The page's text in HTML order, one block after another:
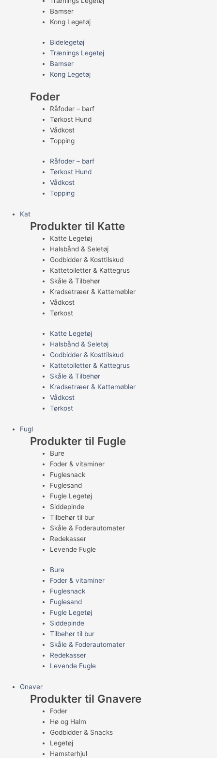
Bamser
Kong Legetøj
Bidelegetøj
Trænings Legetøj
Bamser
Kong Legetøj
Foder
Råfoder – barf
Tørkost Hund
Vådkost
Topping
Råfoder – barf
Tørkost Hund
Vådkost
Topping
Kat
Produkter til Katte
Katte Legetøj
Halsbånd & Seletøj
Godbidder & Kosttilskud
Kattetoiletter & Kattegrus
Skåle & Tilbehør
Kradsetræer & Kattemøbler
Vådkost
Tørkost
Katte Legetøj
Halsbånd & Seletøj
Godbidder & Kosttilskud
Kattetoiletter & Kattegrus
Skåle & Tilbehør
Kradsetræer & Kattemøbler
Vådkost
Tørkost
Fugl
Produkter til Fugle
Bure
Foder & vitaminer
Fuglesnack
Fuglesand
Fugle Legetøj
Siddepinde
Tilbehør til bur
Skåle & Foderautomater
Redekasser
Levende Fugle
Bure
Foder & vitaminer
Fuglesnack
Fuglesand
Fugle Legetøj
Siddepinde
Tilbehør til bur
Skåle & Foderautomater
Redekasser
Levende Fugle
Gnaver
Produkter til Gnavere
Foder
Hø og Halm
Godbidder & Snacks
Legetøj
Hamsterhjul